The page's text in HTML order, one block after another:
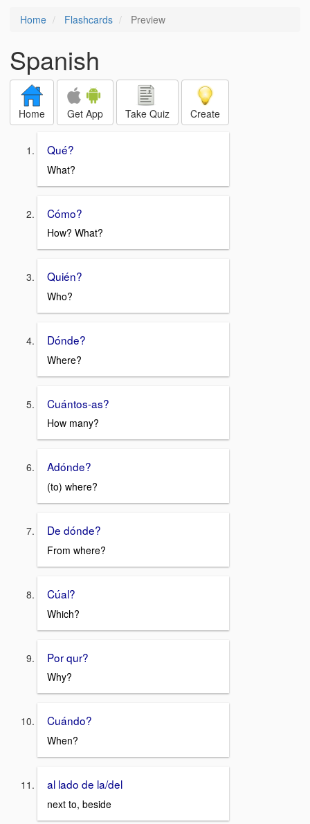
Home Flashcards Preview
Spanish
Home Get App Take Quiz Create
Qué?
What?
Cómo?
How? What?
Quién?
Who?
Dónde?
Where?
Cuántos-as?
How many?
Adónde?
(to) where?
De dónde?
From where?
Cúal?
Which?
Por qur?
Why?
Cuándo?
When?
al lado de la/del
next to, beside